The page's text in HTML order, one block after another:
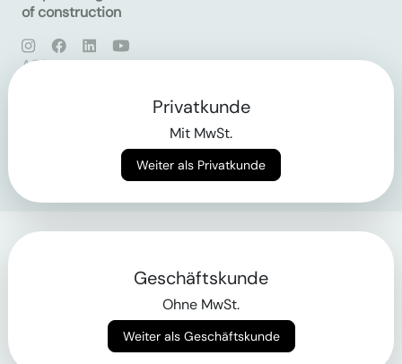
of construction
AGB
Privatkunde
Mit MwSt.
Weiter als Privatkunde
Geschäftskunde
Ohne MwSt.
Weiter als Geschäftskunde